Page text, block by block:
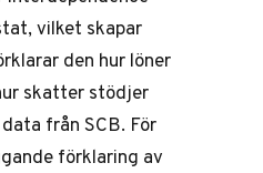
vilket skapar
den hur löner
skatter stödjer
från SCB. För
förklaring av